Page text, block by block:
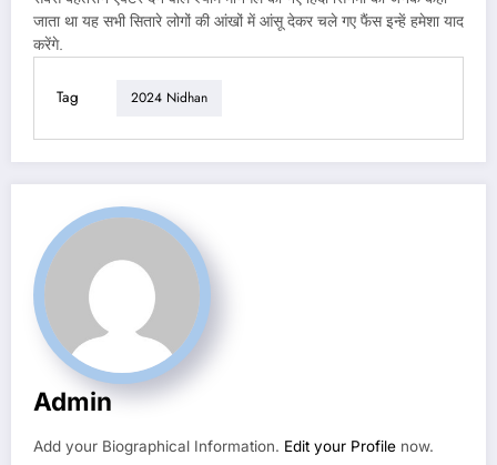
जाता था यह सभी सितारे लोगों की आंखों में आंसू देकर चले गए फैंस इन्हें हमेशा याद
करेंगे.
Tag 2024 Nidhan
Admin
Add your Biographical Information. Edit your Profile now.